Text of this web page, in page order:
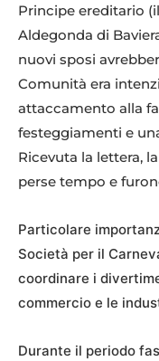
Principe ereditario
Aldegonda di
nuovi sposi
Comunità era
attaccamento alla
festeggiamenti e
Ricevuta la lettera,
perse tempo e
Particolare
Società per il
coordinare i
commercio e le
Durante il periodo